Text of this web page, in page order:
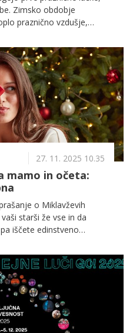
Zimsko obdobje
praznično vzdušje,
te čarobne dni kljub
je ključna prava
27. 11. 2025 10.35
mamo in očeta:
o Miklavževih
starši že vse in da
iščete edinstveno
boste, kako z dobro
praznično